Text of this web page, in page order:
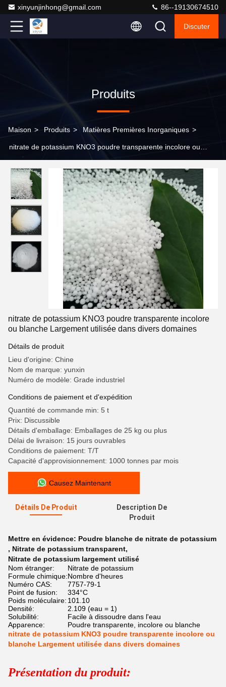
xinyunjinhong@gmail.com 86--19130674510
Discuter
Produits
Maison > Produits > Matières Premières Inorganiques >
nitrate de potassium KNO3 poudre transparente incolore ou
nitrate de potassium KNO3 poudre transparente incolore
ou blanche Largement utilisée dans divers domaines
Détails de produit
Lieu d'origine: Chine
Nom de marque: yunxin
Numéro de modèle: Grade industriel
Conditions de paiement et d'expédition
Quantité de commande min: 5 t
Prix: Discussible
Détails d'emballage: Emballages de 25 kg ou plus
Délai de livraison: 15 jours ouvrables
Conditions de paiement: T/T
Capacité d'approvisionnement: 1000 tonnes par mois
Causez Maintenant
Détails De Produit
Description De
Produit
Mettre en évidence: Poudre blanche de nitrate de potassium
, Nitrate de potassium transparent,
Nitrate de potassium largement utilisé
Nom étranger:
Nitrate de potassium
Formule chimique:Nombre d'heures
Numéro CAS:
7757-79-1
Point de fusion:
334°C
Poids moléculaire: 101.10
Densité:
2.109 (eau = 1)
Solubilité:
Facile à dissoudre dans l'eau
Apparence:
Poudre transparente, incolore ou blanche
nitrate de potassium KNO3 poudre transparente incolore ou
blanche Largement utilisée dans divers domaines
Présentation du produit: